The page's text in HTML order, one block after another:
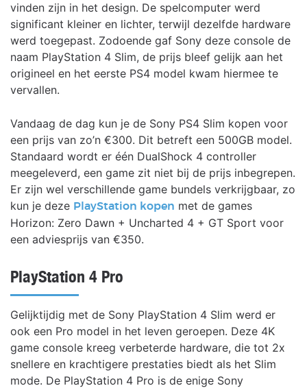
vinden zijn in het design. De spelcomputer werd
significant kleiner en lichter, terwijl dezelfde hardware
werd toegepast. Zodoende gaf Sony deze console de
naam PlayStation 4 Slim, de prijs bleef gelijk aan het
origineel en het eerste PS4 model kwam hiermee te
vervallen.
Vandaag de dag kun je de Sony PS4 Slim kopen voor
een prijs van zo’n €300. Dit betreft een 500GB model.
Standaard wordt er één DualShock 4 controller
meegeleverd, een game zit niet bij de prijs inbegrepen.
Er zijn wel verschillende game bundels verkrijgbaar, zo
kun je deze PlayStation kopen met de games
Horizon: Zero Dawn + Uncharted 4 + GT Sport voor
een adviesprijs van €350.
PlayStation 4 Pro
Gelijktijdig met de Sony PlayStation 4 Slim werd er
ook een Pro model in het leven geroepen. Deze 4K
game console kreeg verbeterde hardware, die tot 2x
snellere en krachtigere prestaties biedt als het Slim
mode. De PlayStation 4 Pro is de enige Sony